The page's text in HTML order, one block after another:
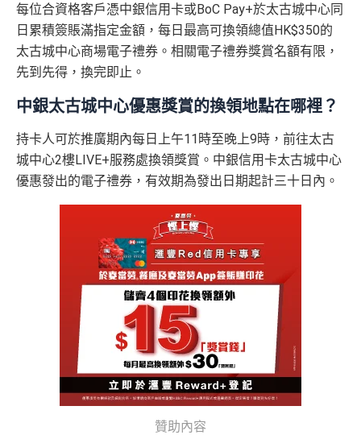
每位合資格客戶憑中銀信用卡或BoC Pay+於太古城中心同
日累積簽賬滿指定金額，每日最高可換領總值HK$350的
太古城中心商場電子禮券。相關電子禮券獎賞名額有限，
先到先得，換完即止。
中銀太古城中心優惠獎賞的換領地點在哪裡？
持卡人可於推廣期內每日上午11時至晚上9時，前往太古
城中心2樓LIVE+服務處換領獎賞。中銀信用卡太古城中心
優惠發出的電子禮券，有效期為發出日期起計三十日內。
贊助內容